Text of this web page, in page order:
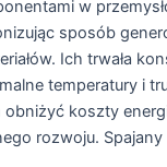
w
sposób
Ich trwała
temperatury i
koszty
rozwoju.